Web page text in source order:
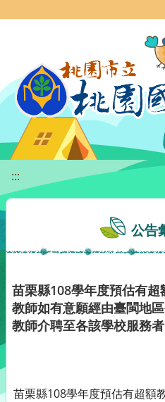
:::
公告
苗栗縣108學年度預估有
教師如有意願經由臺閩地
教師介聘至各該學校服務
苗栗縣108學年度預估有超額